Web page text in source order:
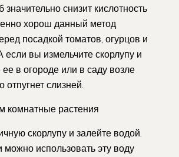
значительно снизит кислотность
хорош данный метод
посадкой томатов, огурцов и
если вы измельчите скорлупу и
ее в огороде или в саду возле
отпугнет слизней.
комнатные растения
скорлупу и залейте водой.
можно использовать эту воду